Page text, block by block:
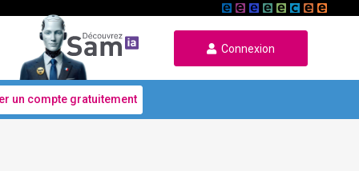
Connexion
un compte gratuitement